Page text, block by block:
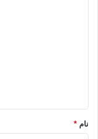
(الأخِلاءُ يَوْمَئِذٍ بَعْضُهُمْ
نام *